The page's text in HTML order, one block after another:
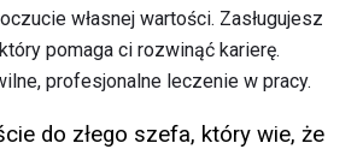
własnej wartości. Zasługujesz
pomaga ci rozwinąć karierę.
profesjonalne leczenie w pracy.
do złego szefa, który wie, że